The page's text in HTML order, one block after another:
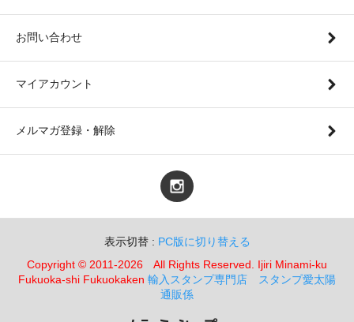
お問い合わせ
マイアカウント
メルマガ登録・解除
表示切替 : PC版に切り替える
Copyright © 2011-2026 All Rights Reserved. Ijiri Minami-ku
Fukuoka-shi Fukuokaken 輸入スタンプ専門店 スタンプ愛太陽
通販係